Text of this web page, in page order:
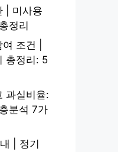
| 미사용
정리
조건 |
총정리: 5
과실비율:
분석 7가
| 정기